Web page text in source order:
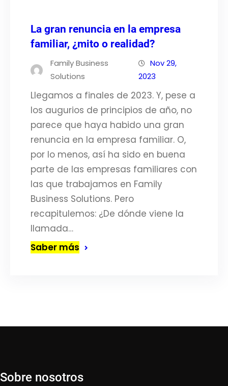
La gran renuncia en la empresa
familiar, ¿mito o realidad?
Family Business
Solutions
Nov 29,
2023
Llegamos a finales de 2023. Y, pese a
los augurios de principios de año, no
parece que haya habido una gran
renuncia en la empresa familiar. O,
por lo menos, así ha sido en buena
parte de las empresas familiares con
las que trabajamos en Family
Business Solutions. Pero
recapitulemos: ¿De dónde viene la
llamada…
Saber más
Sobre nosotros